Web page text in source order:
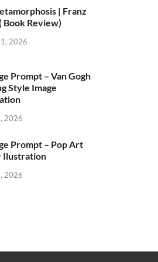
| Franz
Book Review)
2026
Prompt – Van Gogh
Style Image
2026
Prompt – Pop Art
Ilustration
2026